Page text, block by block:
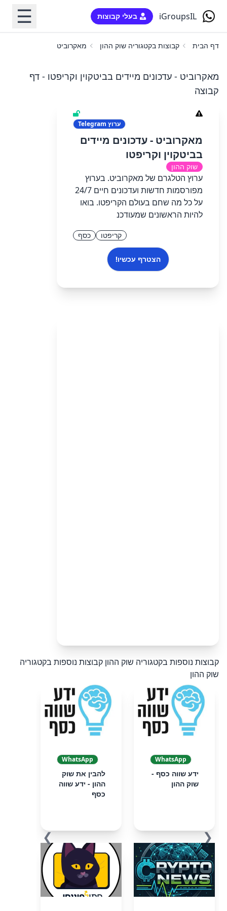
iGroupsIL בעלי קבוצות ☰
דף הבית קבוצות בקטגוריה שוק ההון מאקרוביט - עדכונים מיידים
מאקרוביט - עדכונים מיידים בביטקוין וקריפטו - דף
קבוצה
ערוץ
מאקרוביט - עדכונים מיידים
בביטקוין וקריפטו
שוק ההון
ערוץ הטלגרם של מאקרוביט. בערוץ
מפורסמות חדשות ועדכונים חיים 24/7
על כל מה שחם בעולם הקריפטו. בואו
להיות הראשונים שמעודכנ
קריפטו כסף
הצטרף עכשיו!
קבוצות נוספות בקטגוריה שוק ההון קבוצות נוספות בקטגוריה
שוק ההון
❮
WhatsApp
ידע שווה כסף -
שוק ההון
WhatsApp
להבין את שוק
ההון - ידע שווה
כסף
❯